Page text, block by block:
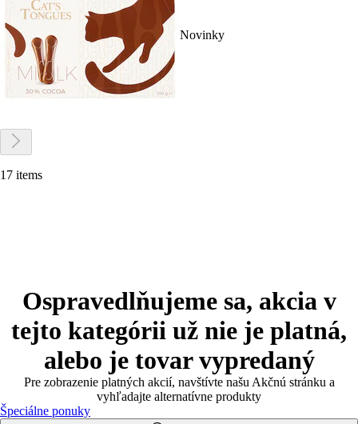
Novinky
17 items
Ospravedlňujeme sa, akcia v
tejto kategórii už nie je platná,
alebo je tovar vypredaný
Pre zobrazenie platných akcií, navštívte našu Akčnú stránku a
vyhľadajte alternatívne produkty
Špeciálne ponuky